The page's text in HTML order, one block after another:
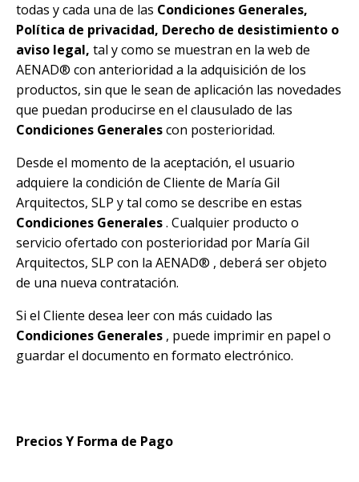
todas y cada una de las Condiciones Generales,
Política de privacidad, Derecho de desistimiento o
aviso legal, tal y como se muestran en la web de
AENAD® con anterioridad a la adquisición de los
productos, sin que le sean de aplicación las novedades
que puedan producirse en el clausulado de las
Condiciones Generalescon posterioridad.
Desde el momento de la aceptación, el usuario
adquiere la condición de Cliente de María Gil
Arquitectos, SLP y tal como se describe en estas
Condiciones Generales. Cualquier producto o
servicio ofertado con posterioridad por María Gil
Arquitectos, SLP con la AENAD® , deberá ser objeto
de una nueva contratación.
Si el Cliente desea leer con más cuidado las
Condiciones Generales , puede imprimir en papel o
guardar el documento en formato electrónico.
Precios Y Forma de Pago